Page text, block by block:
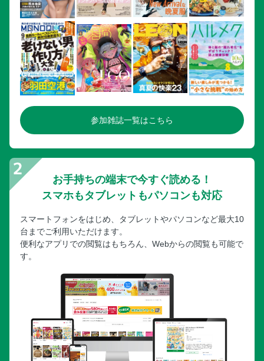
参加雑誌一覧はこちら
お手持ちの端末で今すぐ読める！
スマホもタブレットもパソコンも対応
スマートフォンをはじめ、タブレットやパソコンなど最大10
台までご利用いただけます。
便利なアプリでの閲覧はもちろん、Webからの閲覧も可能で
す。